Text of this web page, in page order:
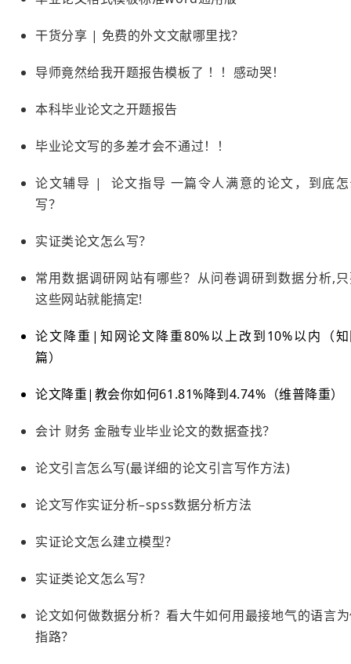
干货分享 | 免费的外文文献哪里找？
导师竟然给我开题报告模板了 ！！感动哭！
本科毕业论文之开题报告
毕业论文写的多差才会不通过！！
论文辅导 | 论文指导 一篇令人满意的论文，到底
写？
实证类论文怎么写？
常用数据调研网站有哪些？从问卷调研到数据分析,
这些网站就能搞定!
论文降重|知网论文降重80%以上改到10%以内（
篇）
论文降重|教会你如何61.81%降到4.74%（维普降重）
会计 财务 金融专业毕业论文的数据查找？
论文引言怎么写(最详细的论文引言写作方法)
论文写作实证分析–spss数据分析方法
实证论文怎么建立模型？
实证类论文怎么写？
论文如何做数据分析？看大牛如何用最接地气的语言
指路？